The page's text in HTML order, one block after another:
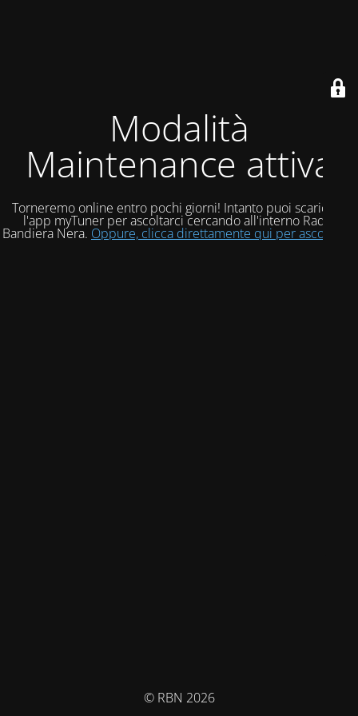
Modalità
Maintenance attiva
Torneremo online entro pochi giorni! Intanto puoi scaricare
l'app myTuner per ascoltarci cercando all'interno Radio
Bandiera Nera. Oppure, clicca direttamente qui per ascoltarci!
© RBN 2026